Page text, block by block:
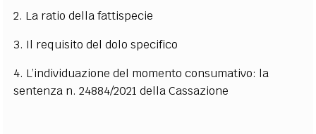
2. La ratio della fattispecie
3. Il requisito del dolo specifico
4. L’individuazione del momento consumativo: la
sentenza n. 24884/2021 della Cassazione